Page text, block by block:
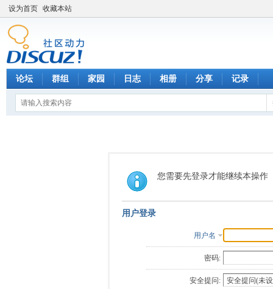
设为首页 收藏本站
论坛 群组 家园 日志 相册 分享 记录
您需要先登录才能继续本操作
用户登录
用户名
密码:
安全提问: